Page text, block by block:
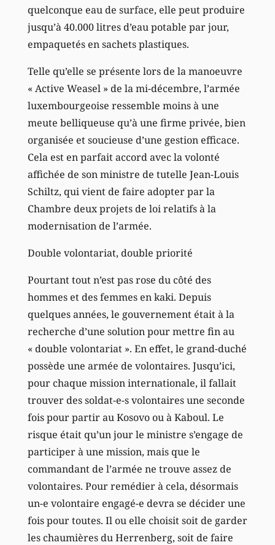
quelconque eau de surface, elle peut produire
jusqu’à 40.000 litres d’eau potable par jour,
empaquetés en sachets plastiques.
Telle qu’elle se présente lors de la manoeuvre
« Active Weasel » de la mi-décembre, l’armée
luxembourgeoise ressemble moins à une
meute belliqueuse qu’à une firme privée, bien
organisée et soucieuse d’une gestion efficace.
Cela est en parfait accord avec la volonté
affichée de son ministre de tutelle Jean-Louis
Schiltz, qui vient de faire adopter par la
Chambre deux projets de loi relatifs à la
modernisation de l’armée.
Double volontariat, double priorité
Pourtant tout n’est pas rose du côté des
hommes et des femmes en kaki. Depuis
quelques années, le gouvernement était à la
recherche d’une solution pour mettre fin au
« double volontariat ». En effet, le grand-duché
possède une armée de volontaires. Jusqu’ici,
pour chaque mission internationale, il fallait
trouver des soldat-e-s volontaires une seconde
fois pour partir au Kosovo ou à Kaboul. Le
risque était qu’un jour le ministre s’engage de
participer à une mission, mais que le
commandant de l’armée ne trouve assez de
volontaires. Pour remédier à cela, désormais
un-e volontaire engagé-e devra se décider une
fois pour toutes. Il ou elle choisit soit de garder
les chaumières du Herrenberg, soit de faire